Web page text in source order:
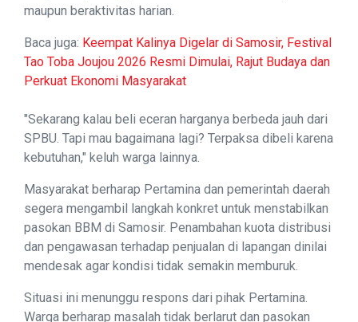
maupun beraktivitas harian.
Baca juga: Keempat Kalinya Digelar di Samosir, Festival
Tao Toba Joujou 2026 Resmi Dimulai, Rajut Budaya dan
Perkuat Ekonomi Masyarakat
"Sekarang kalau beli eceran harganya berbeda jauh dari
SPBU. Tapi mau bagaimana lagi? Terpaksa dibeli karena
kebutuhan," keluh warga lainnya.
Masyarakat berharap Pertamina dan pemerintah daerah
segera mengambil langkah konkret untuk menstabilkan
pasokan BBM di Samosir. Penambahan kuota distribusi
dan pengawasan terhadap penjualan di lapangan dinilai
mendesak agar kondisi tidak semakin memburuk.
Situasi ini menunggu respons dari pihak Pertamina.
Warga berharap masalah tidak berlarut dan pasokan